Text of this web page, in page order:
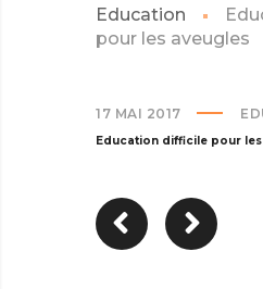
Education
pour les aveugles
17 MAI 2017
Education difficile pour